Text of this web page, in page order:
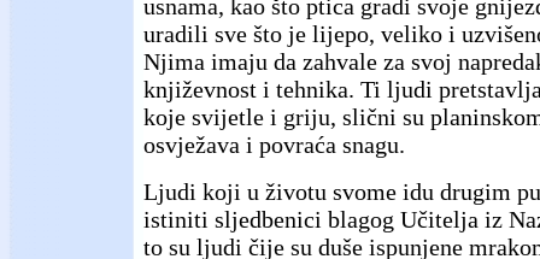
usnama, kao što ptica gradi svoje
uradili sve što je lijepo, veliko i
Njima imaju da zahvale za svoj
književnost i tehnika. Ti ljudi
koje svijetle i griju, slični su
osvježava i povraća snagu.
Ljudi koji u životu svome idu drugim
istiniti sljedbenici blagog Učitelja iz
to su ljudi čije su duše ispunjene